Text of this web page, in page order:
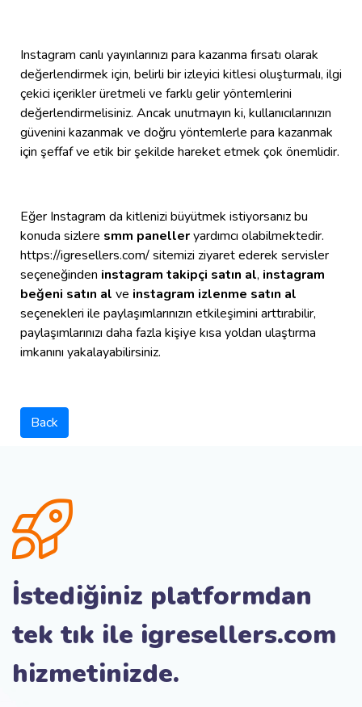
Instagram canlı yayınlarınızı para kazanma fırsatı olarak
değerlendirmek için, belirli bir izleyici kitlesi oluşturmalı, ilgi
çekici içerikler üretmeli ve farklı gelir yöntemlerini
değerlendirmelisiniz. Ancak unutmayın ki, kullanıcılarınızın
güvenini kazanmak ve doğru yöntemlerle para kazanmak
için şeffaf ve etik bir şekilde hareket etmek çok önemlidir.
Eğer Instagram da kitlenizi büyütmek istiyorsanız bu
konuda sizlere smm panelleryardımcı olabilmektedir.
https://igresellers.com/ sitemizi ziyaret ederek servisler
seçeneğinden instagram takipçi satın al, instagram
beğeni satın al ve instagram izlenme satın al
seçenekleri ile paylaşımlarınızın etkileşimini arttırabilir,
paylaşımlarınızı daha fazla kişiye kısa yoldan ulaştırma
imkanını yakalayabilirsiniz.
Back
İstediğiniz platformdan
tek tık ile igresellers.com
hizmetinizde.